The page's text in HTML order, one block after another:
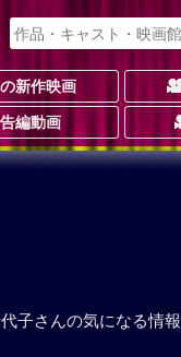
新作映画
編動画
子さんの気になる情報